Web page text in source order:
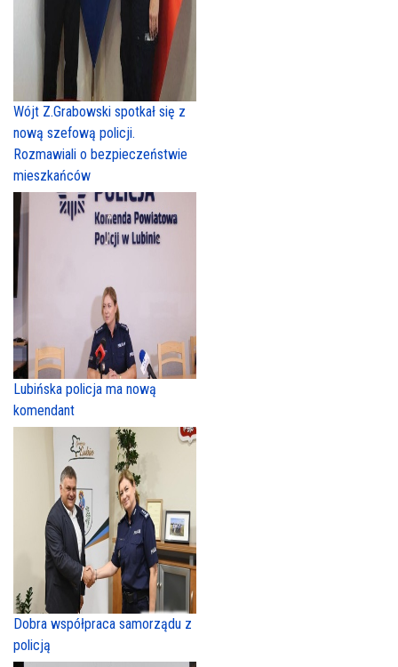
Wójt Z.Grabowski spotkał się z
nową szefową policji.
Rozmawiali o bezpieczeństwie
mieszkańców
Lubińska policja ma nową
komendant
Dobra współpraca samorządu z
policją